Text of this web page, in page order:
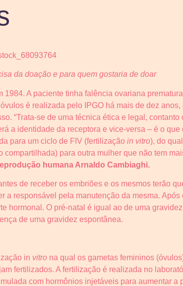
da doação e para quem gostaria de doar
A paciente tinha falência ovariana
é realizada pelo IPGO há mais de dez anos,
“Trata-se de uma técnica ética e legal, contanto
a identidade da receptora e vice-versa – é o que
para um ciclo de FIV (fertilização in vitro), do
para outra mulher que não tem
humana Arnaldo Cambiaghi.
de receber os embriões e os mesmos terão
a responsável pela manutenção da mesma. Após
hormonal. O pré-natal é igual ao de uma
de uma gravidez espontânea.
in vitro na qual os gametas femininos
fertilizados. A fertilização é realizada no
com hormônios injetáveis para aumentar a